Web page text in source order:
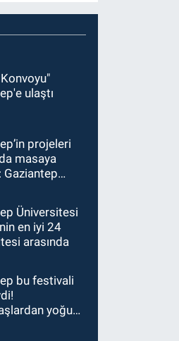
ulaştı
projeleri
masaya
Gaziantep
ziyaret!
Üniversitesi
en iyi 24
arasında
bu festivali
yoğun